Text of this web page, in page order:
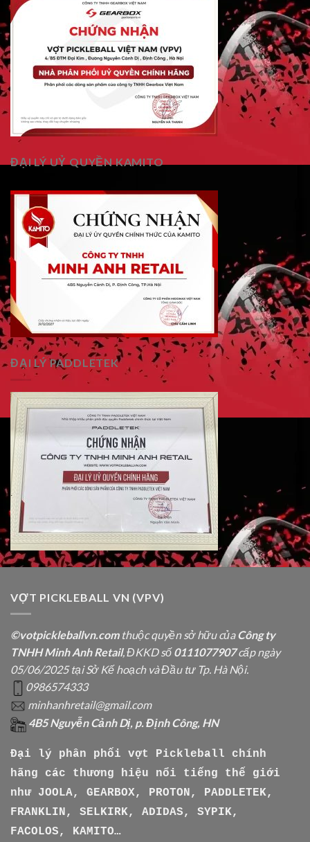
ĐẠI LÝ UỶ QUYỀN KAMITO
ĐẠI LÝ PADDLETEK
VỢT PICKLEBALL VN (VPV)
©votpickleballvn.comthuộc quyền sở hữu củaCông ty
TNHH Minh Anh Retail, ĐKKD số0111077907cấp ngày
05/06/2025 tại Sở Kế hoạch và Đầu tư Tp. Hà Nội.
0986574333
minhanhretail@gmail.com
4B5 Nguyễn Cảnh Dị, p. Định Công, HN
Đại lý phân phối vợt Pickleball chính
hãng các thương hiệu nổi tiếng thế giới
như
JOOLA, GEARBOX, PROTON, PADDLETEK,
FRANKLIN, SELKIRK, ADIDAS, SYPIK,
FACOLOS, KAMITO…